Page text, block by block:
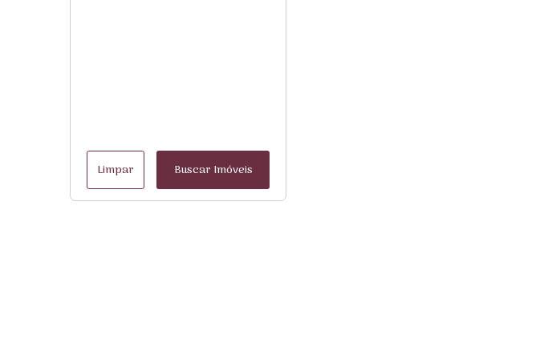
Limpar Buscar Imóveis